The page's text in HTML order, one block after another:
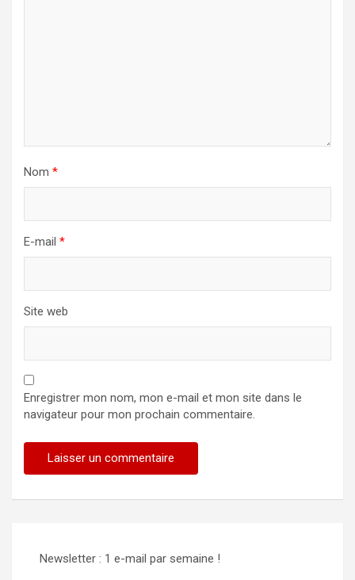
Nom *
E-mail *
Site web
Enregistrer mon nom, mon e-mail et mon site dans le
navigateur pour mon prochain commentaire.
Newsletter : 1 e-mail par semaine !